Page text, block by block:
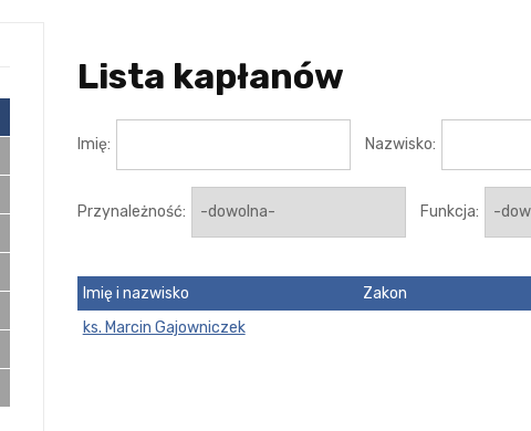
Lista kapłanów
Imię: Nazwisko:
Przynależność: Funkcja:
Imię i nazwisko Zakon
ks. Marcin Gajowniczek